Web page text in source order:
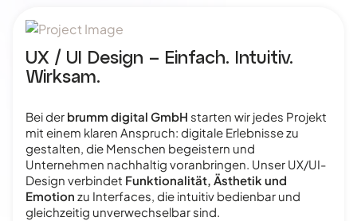
UX / UI Design – Einfach. Intuitiv.
Wirksam.
Bei der brumm digital GmbH starten wir jedes Projekt
mit einem klaren Anspruch: digitale Erlebnisse zu
gestalten, die Menschen begeistern und
Unternehmen nachhaltig voranbringen. Unser UX/UI-
Design verbindet Funktionalität, Ästhetik und
Emotion zu Interfaces, die intuitiv bedienbar und
gleichzeitig unverwechselbar sind.